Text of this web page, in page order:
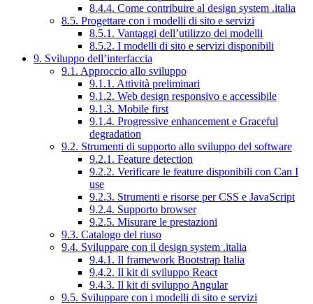
8.4.4. Come contribuire al design system .italia
8.5. Progettare con i modelli di sito e servizi
8.5.1. Vantaggi dell’utilizzo dei modelli
8.5.2. I modelli di sito e servizi disponibili
9. Sviluppo dell’interfaccia
9.1. Approccio allo sviluppo
9.1.1. Attività preliminari
9.1.2. Web design responsivo e accessibile
9.1.3. Mobile first
9.1.4. Progressive enhancement e Graceful
degradation
9.2. Strumenti di supporto allo sviluppo del software
9.2.1. Feature detection
9.2.2. Verificare le feature disponibili con Can I
use
9.2.3. Strumenti e risorse per CSS e JavaScript
9.2.4. Supporto browser
9.2.5. Misurare le prestazioni
9.3. Catalogo del riuso
9.4. Sviluppare con il design system .italia
9.4.1. Il framework Bootstrap Italia
9.4.2. Il kit di sviluppo React
9.4.3. Il kit di sviluppo Angular
9.5. Sviluppare con i modelli di sito e servizi